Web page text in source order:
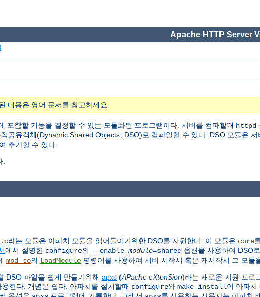
Apache HTTP Server
내용은 영어 문서를 참고하세요.
포함할 기능을 결정할 수 있는 모듈화된 프로그램이다. 서버를 컴파할때 httpd
공유객체(Dynamic Shared Objects, DSO)로 컴파일할 수 있다. DSO 모듈은
추가할 수 있다.
.
라는 모듈은 아파치 모듈을 읽어들이기위한 DSO를 지원한다. 이 모듈은 core
에서 설명한 configure의 --enable-module=shared 옵션을 사용하여 DSO
mod_so의 LoadModule 명령어를 사용하여 서버 시작시 혹은 재시작시 그 모듈
DSO 파일을 쉽게 만들기위해 apxs (APache eXtenSion)라는 새로운 지원 프로
한다. 개념은 쉽다. 아파치를 설치할때 configure와 make install이 아파치